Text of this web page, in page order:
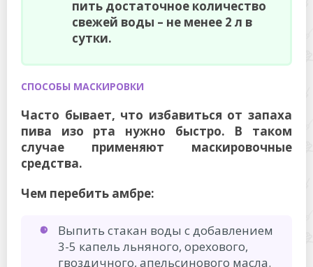
пить достаточное количество
свежей воды – не менее 2 л в
сутки.
СПОСОБЫ МАСКИРОВКИ
Часто бывает, что избавиться от запаха
пива изо рта нужно быстро. В таком
случае применяют маскировочные
средства.
Чем перебить амбре:
Выпить стакан воды с добавлением
3-5 капель льняного, орехового,
гвоздичного, апельсинового масла.